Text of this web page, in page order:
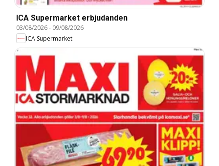
ICA Supermarket erbjudanden
03/08/2026- 09/08/2026
ICA Supermarket